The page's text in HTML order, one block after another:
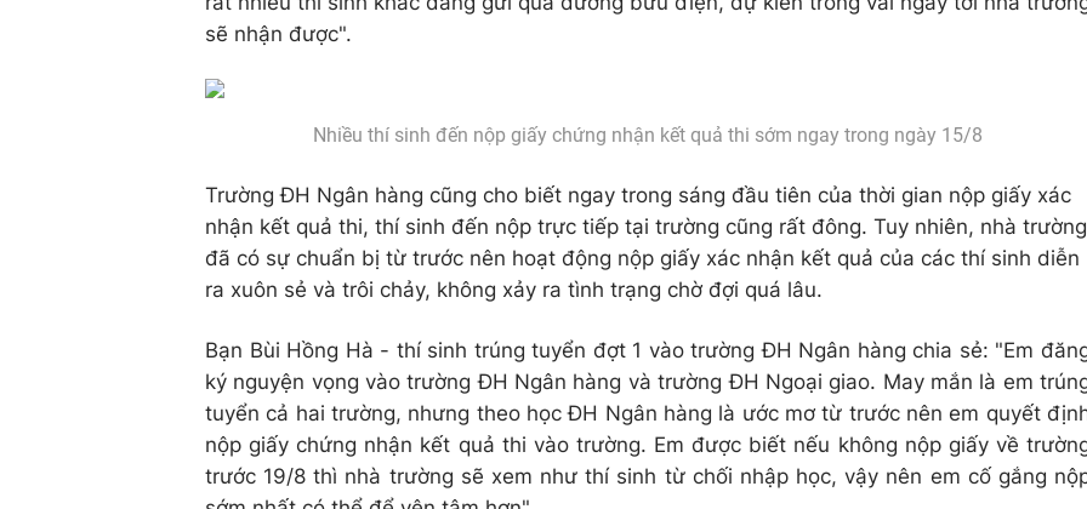
sẽ nhận được".
Nhiều thí sinh đến nộp giấy chứng nhận kết quả thi sớm ngay trong ngày 15/8
Trường ĐH Ngân hàng cũng cho biết ngay trong sáng đầu tiên của thời gian nộp giấy xác
nhận kết quả thi, thí sinh đến nộp trực tiếp tại trường cũng rất đông. Tuy nhiên, nhà trường
đã có sự chuẩn bị từ trước nên hoạt động nộp giấy xác nhận kết quả của các thí sinh diễn
ra xuôn sẻ và trôi chảy, không xảy ra tình trạng chờ đợi quá lâu.
Bạn Bùi Hồng Hà - thí sinh trúng tuyển đợt 1 vào trường ĐH Ngân hàng chia sẻ: "Em
ký nguyện vọng vào trường ĐH Ngân hàng và trường ĐH Ngoại giao. May mắn là em
tuyển cả hai trường, nhưng theo học ĐH Ngân hàng là ước mơ từ trước nên em quyết
nộp giấy chứng nhận kết quả thi vào trường. Em được biết nếu không nộp giấy về
trước 19/8 thì nhà trường sẽ xem như thí sinh từ chối nhập học, vậy nên em cố gắng